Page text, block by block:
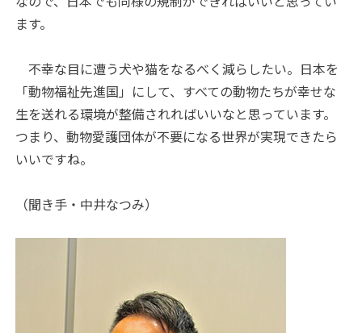
ます。
不幸な目に遭う犬や猫をなるべく減らしたい。日本を
「動物福祉先進国」にして、すべての動物たちが幸せな
生を送れる環境が整備されればいいなと思っています。
つまり、動物愛護団体が不要になる世界が実現できたら
いいですね。
（聞き手・中井なつみ）